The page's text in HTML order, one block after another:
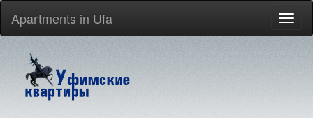
Menu
Apartments in Ufa